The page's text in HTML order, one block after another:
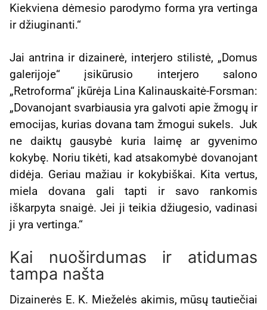
Kiekviena dėmesio parodymo forma yra vertinga
ir džiuginanti.“
Jai antrina ir dizainerė, interjero stilistė, „Domus
galerijoje“ įsikūrusio interjero salono
„Retroforma“ įkūrėja Lina Kalinauskaitė-Forsman:
„Dovanojant svarbiausia yra galvoti apie žmogų ir
emocijas, kurias dovana tam žmogui sukels. Juk
ne daiktų gausybė kuria laimę ar gyvenimo
kokybę. Noriu tikėti, kad atsakomybė dovanojant
didėja. Geriau mažiau ir kokybiškai. Kita vertus,
miela dovana gali tapti ir savo rankomis
iškarpyta snaigė. Jei ji teikia džiugesio, vadinasi
ji yra vertinga.“
Kai nuoširdumas ir atidumas
tampa našta
Dizainerės E. K. Mieželės akimis, mūsų tautiečiai